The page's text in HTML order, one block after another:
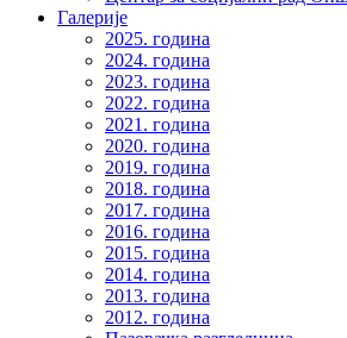
Галерије
2025. година
2024. година
2023. година
2022. година
2021. година
2020. година
2019. година
2018. година
2017. година
2016. година
2015. година
2014. година
2013. година
2012. година